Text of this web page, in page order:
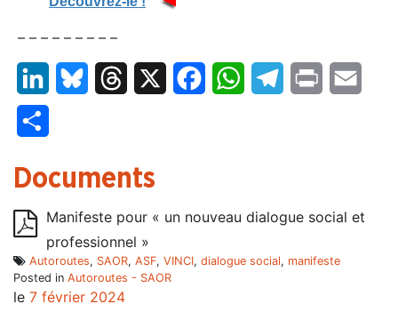
– – – – – – – – –
LinkedInBluesky Threads FacebookWhatsAppTelegram
Print
Documents
Manifeste pour « un nouveau dialogue social et
professionnel »
Autoroutes, SAOR, ASF, VINCI, dialogue social, manifeste
Posted in Autoroutes - SAOR
le 7 février 2024